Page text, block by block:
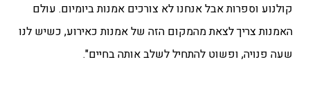
קולנוע וספרות אבל אנחנו לא צורכים אמנות ביומיום. עולם
האמנות צריך לצאת מהמקום הזה של אמנות כאירוע, כשיש לנו
שעה פנויה, ופשוט להתחיל לשלב אותה בחיים".